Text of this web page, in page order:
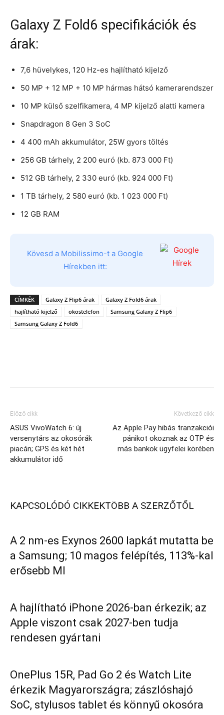
Galaxy Z Fold6 specifikációk és
árak:
7,6 hüvelykes, 120 Hz-es hajlítható kijelző
50 MP + 12 MP + 10 MP hármas hátsó kamerarendszer
10 MP külső szelfikamera, 4 MP kijelző alatti kamera
Snapdragon 8 Gen 3 SoC
4 400 mAh akkumulátor, 25W gyors töltés
256 GB tárhely, 2 200 euró (kb. 873 000 Ft)
512 GB tárhely, 2 330 euró (kb. 924 000 Ft)
1 TB tárhely, 2 580 euró (kb. 1 023 000 Ft)
12 GB RAM
Kövesd a Mobilissimo-t a Google
Hírekben itt:
CÍMKÉK Galaxy Z Flip6 árak
Galaxy Z Fold6 árak
hajlítható kijelző
okostelefon
Samsung Galaxy Z Flip6
Samsung Galaxy Z Fold6
Előző cikk
ASUS VivoWatch 6: új
versenytárs az okosórák
piacán; GPS és két hét
akkumulátor idő
Következő cikk
Az Apple Pay hibás tranzakciói
pánikot okoznak az OTP és
más bankok ügyfelei körében
KAPCSOLÓDÓ CIKKEKTÖBB A SZERZŐTŐL
A 2 nm-es Exynos 2600 lapkát mutatta be
a Samsung; 10 magos felépítés, 113%-kal
erősebb MI
A hajlítható iPhone 2026-ban érkezik; az
Apple viszont csak 2027-ben tudja
rendesen gyártani
OnePlus 15R, Pad Go 2 és Watch Lite
érkezik Magyarországra; zászlóshajó
SoC, stylusos tablet és könnyű okosóra